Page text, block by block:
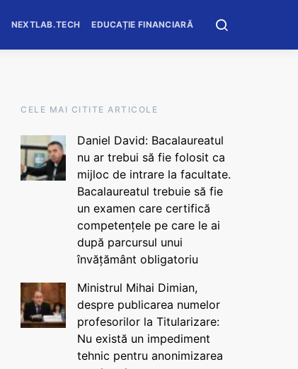
NEXTLAB.TECH EDUCAȚIE FINANCIARĂ
CELE MAI CITITE ARTICOLE
Daniel David: Bacalaureatul
nu ar trebui să fie folosit ca
mijloc de intrare la facultate.
Bacalaureatul trebuie să fie
un examen care certifică
competențele pe care le ai
după parcursul unui
învățământ obligatoriu
Ministrul Mihai Dimian,
despre publicarea numelor
profesorilor la Titularizare:
Nu există un impediment
tehnic pentru anonimizarea